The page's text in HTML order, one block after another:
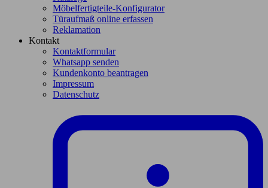
Möbelfertigteile-Konfigurator
Türaufmaß online erfassen
Reklamation
Kontakt
Kontaktformular
Whatsapp senden
Kundenkonto beantragen
Impressum
Datenschutz